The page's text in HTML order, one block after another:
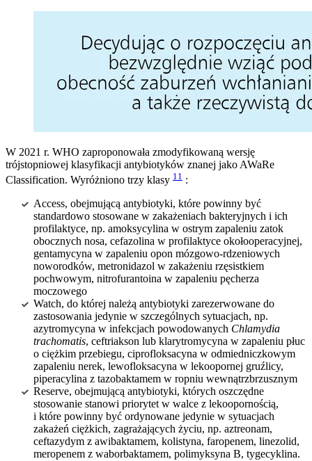
W 2021 r. WHO zaproponowała zmodyfikowaną wersję
trójstopniowej klasyfikacji antybiotyków znanej jako AWaRe
Classification. Wyróżniono trzy klasy 11 :
Access, obejmującą antybiotyki, które powinny być
standardowo stosowane w zakażeniach bakteryjnych i ich
profilaktyce, np. amoksycylina w ostrym zapaleniu zatok
obocznych nosa, cefazolina w profilaktyce okołooperacyjnej,
gentamycyna w zapaleniu opon mózgowo-rdzeniowych
noworodków, metronidazol w zakażeniu rzęsistkiem
pochwowym, nitrofurantoina w zapaleniu pęcherza
moczowego
Watch, do której należą antybiotyki zarezerwowane do
zastosowania jedynie w szczególnych sytuacjach, np.
azytromycyna w infekcjach powodowanych Chlamydia
trachomatis, ceftriakson lub klarytromycyna w zapaleniu płuc
o ciężkim przebiegu, ciprofloksacyna w odmiedniczkowym
zapaleniu nerek, lewofloksacyna w lekoopornej gruźlicy,
piperacylina z tazobaktamem w ropniu wewnątrzbrzusznym
Reserve, obejmującą antybiotyki, których oszczędne
stosowanie stanowi priorytet w walce z lekoopornością,
i które powinny być ordynowane jedynie w sytuacjach
zakażeń ciężkich, zagrażających życiu, np. aztreonam,
ceftazydym z awibaktamem, kolistyna, faropenem, linezolid,
meropenem z waborbaktamem, polimyksyna B, tygecyklina.